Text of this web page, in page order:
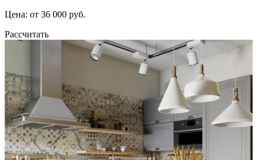
Цена: от 36 000 руб.
Рассчитать